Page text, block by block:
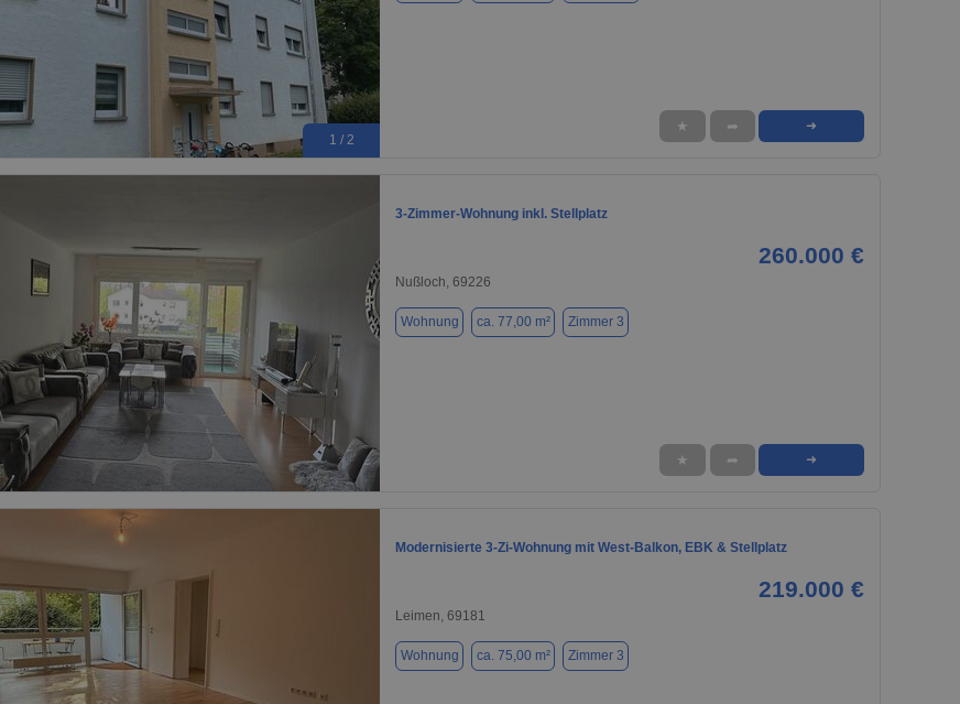
1 / 2
★ ➦ ➜
1 / 6
3-Zimmer-Wohnung inkl. Stellplatz
260.000 €
Nußloch, 69226
Wohnung ca. 77,00 m² Zimmer 3
★ ➦ ➜
Modernisierte 3-Zi-Wohnung mit West-Balkon, EBK & Stellplatz
219.000 €
Leimen, 69181
Wohnung ca. 75,00 m² Zimmer 3